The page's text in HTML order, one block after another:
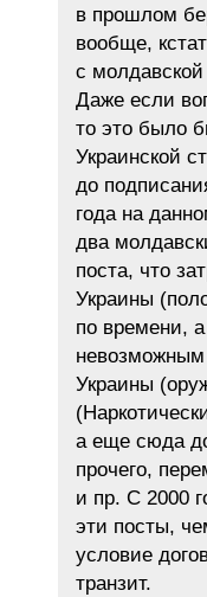
в прошлом
вообще,
с
Даже если
то это было
Украинской
до
года на
два
поста, что
Украины
по времени, а
невозможным
Украины
а еще сюда
прочего,
и пр. С 2000
эти посты,
условие
транзит.